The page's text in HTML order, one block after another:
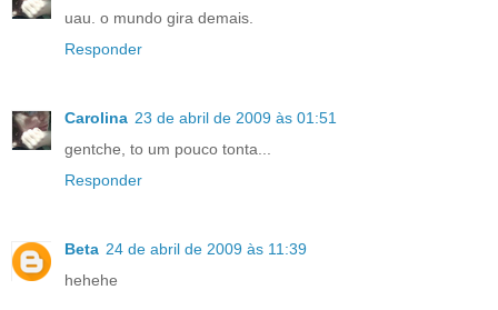
uau. o mundo gira demais.
Responder
Carolina 23 de abril de 2009 às 01:51
gentche, to um pouco tonta...
Responder
Beta 24 de abril de 2009 às 11:39
hehehe